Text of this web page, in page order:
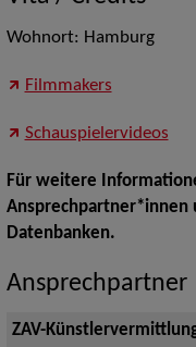
Wohnort: Hamburg
Filmmakers
Schauspielervideos
Für weitere
Ansprechpartner*innen
Datenbanken.
Ansprechpartner
ZAV-